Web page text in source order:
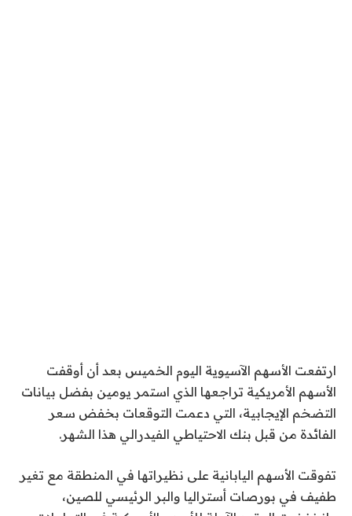
ارتفعت الأسهم الآسيوية اليوم الخميس بعد أن أوقفت
الأسهم الأمريكية تراجعها الذي استمر يومين بفضل بيانات
التضخم الإيجابية، التي دعمت التوقعات بخفض سعر
الفائدة من قبل بنك الاحتياطي الفيدرالي هذا الشهر.
تفوقت الأسهم اليابانية على نظيراتها في المنطقة مع تغير
طفيف في بورصات أستراليا والبر الرئيسي للصين،